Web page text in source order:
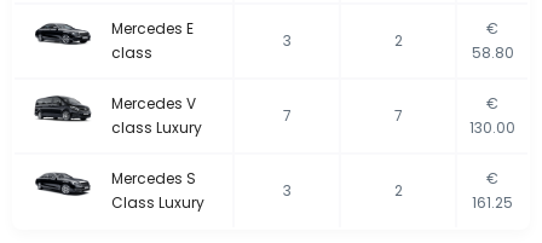
Mercedes E
class
3 2
€
58.80
Mercedes V
class Luxury
7 7
€
130.00
Mercedes S
Class Luxury
3 2
€
161.25